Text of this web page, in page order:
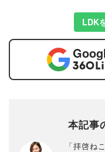
LDK
本記事
「拝啓ね